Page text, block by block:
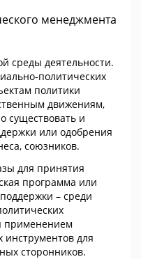
менеджмента
среды деятельности.
политических
политики
движениям,
существовать и
или одобрения
союзников.
для принятия
программа или
– среди
применением
для
сторонников.